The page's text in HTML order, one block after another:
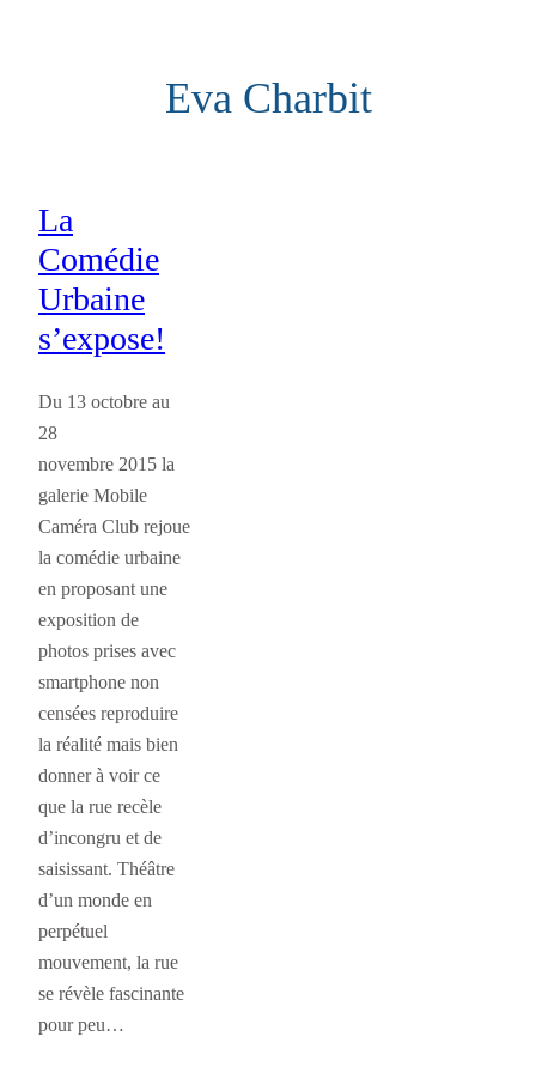
Eva Charbit
La
Comédie
Urbaine
s’expose!
Du 13 octobre au
28
novembre 2015 la
galerie Mobile
Caméra Club rejoue
la comédie urbaine
en proposant une
exposition de
photos prises avec
smartphone non
censées reproduire
la réalité mais bien
donner à voir ce
que la rue recèle
d’incongru et de
saisissant. Théâtre
d’un monde en
perpétuel
mouvement, la rue
se révèle fascinante
pour peu…